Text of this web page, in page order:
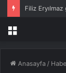
Menü
Anasayfa /